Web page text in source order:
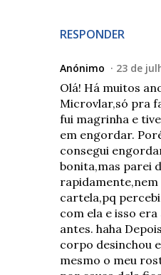
RESPONDER
Anónimo 23 de
Olá! Há muitos
Microvlar,só pra
fui magrinha e
em engordar.
consegui
bonita,mas parei
cartela,pq
com ela e isso
antes. haha
corpo desinchou
mesmo o meu